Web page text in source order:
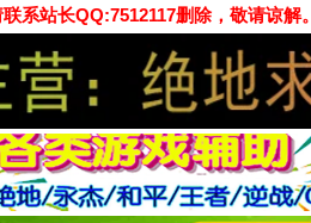
系站长QQ:7512117删除，敬请谅解。